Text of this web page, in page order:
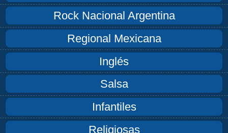
Rock Nacional Argentina
Regional Mexicana
Inglés
Salsa
Infantiles
Religiosas